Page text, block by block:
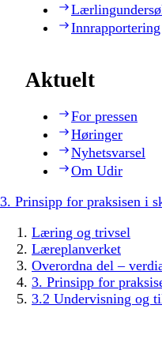
Innrapportering
Aktuelt
For pressen
Høringer
Nyhetsvarsel
Om Udir
3. Prinsipp for praksisen i
Læring og trivsel
Læreplanverket
Overordna del –
3. Prinsipp for
3.2 Undervisning og